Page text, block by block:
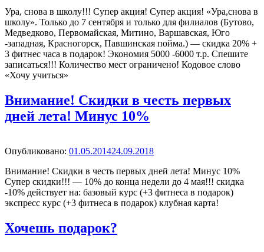
Ура, снова в школу!!! Супер акция! Супер акция! «Ура,снова в
школу». Только до 7 сентября и только для филиалов (Бутово,
Медведково, Первомайская, Митино, Варшавская, Юго
-западная, Красногорск, Павшинская пойма.) — скидка 20% +
3 фитнес часа в подарок! Экономия 5000 -6000 т.р. Спешите
записаться!!! Количество мест ограничено! Кодовое слово
«Хочу учиться»
Внимание! Скидки в честь первых
дней лета! Минус 10%
Опубликовано: Опубликовано
01.05.201424.09.2018
Внимание! Скидки в честь первых дней лета! Минус 10%
Супер скидки!!! — 10% до конца недели до 4 мая!!! скидка
-10% действует на: базовый курс (+3 фитнеса в подарок)
экспресс курс (+3 фитнеса в подарок) клубная карта!
Хочешь подарок?